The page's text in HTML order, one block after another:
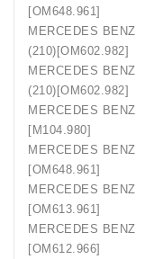
MERCEDES
[M104.980]
MERCEDES
MERCEDES
[OM612.966]